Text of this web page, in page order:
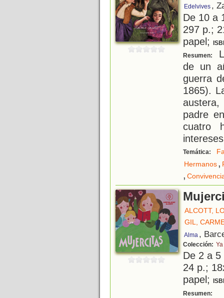
Edelvives ,
De 10 a
297 p.;
papel;
Resumen:
de un
guerra
1865).
padre
cuatro
Temática:
Hermanos,
,
ALCOTT,
GIL,
Alma ,
Colección:
De 2 a
24 p.;
papel;
Resumen: